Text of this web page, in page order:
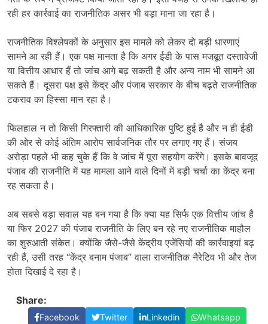
रही हर कार्रवाई का राजनीतिक असर भी बड़ा माना जा रहा है।
राजनीतिक विश्लेषकों के अनुसार इस मामले को लेकर दो बड़ी धारणाएं
सामने आ रही हैं। एक पक्ष मानता है कि अगर ईडी के पास मजबूत दस्तावेजी
या वित्तीय आधार हैं तो जांच आगे बढ़ सकती है और अन्य नाम भी सामने आ
सकते हैं। दूसरा पक्ष इसे केंद्र और पंजाब सरकार के बीच बढ़ते राजनीतिक
टकराव का हिस्सा मान रहा है।
फिलहाल न तो किसी गिरफ्तारी की आधिकारिक पुष्टि हुई है और न ही ईडी
की ओर से कोई अंतिम आरोप सार्वजनिक तौर पर लगाए गए हैं। संजय
अरोड़ा पहले भी कह चुके हैं कि वे जांच में पूरा सहयोग करेंगे। इसके बावजूद
पंजाब की राजनीति में यह मामला आने वाले दिनों में बड़ी चर्चा का केंद्र बना
रह सकता है।
अब सबसे बड़ा सवाल यह बन गया है कि क्या यह सिर्फ एक वित्तीय जांच है
या फिर 2027 की पंजाब राजनीति के लिए बन रहे नए राजनीतिक माहौल
का शुरुआती संकेत। क्योंकि जैसे-जैसे केंद्रीय एजेंसियों की कार्रवाइयां बढ़
रही हैं, उसी तरह “केंद्र बनाम पंजाब” वाला राजनीतिक नैरेटिव भी और तेज
होता दिखाई दे रहा है।
Share:
Facebook Twitter Linkedin
Whatsapp